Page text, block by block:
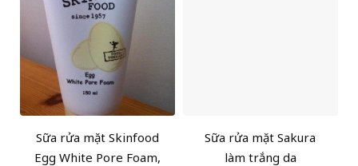
Sữa rửa mặt Skinfood
Egg White Pore Foam,
Sữa rửa mặt Sakura
làm trắng da